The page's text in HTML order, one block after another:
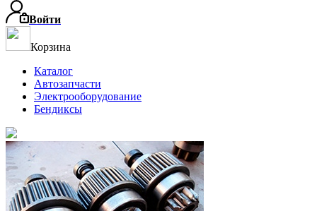
Войти
Корзина
Каталог
Автозапчасти
Электрооборудование
Бендиксы